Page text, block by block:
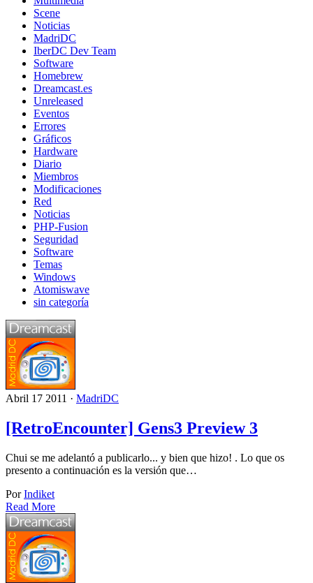
Scene
Noticias
MadriDC
IberDC Dev Team
Software
Homebrew
Dreamcast.es
Unreleased
Eventos
Errores
Gráficos
Hardware
Diario
Miembros
Modificaciones
Red
Noticias
PHP-Fusion
Seguridad
Software
Temas
Windows
Atomiswave
sin categoría
Abril 17 2011 · MadriDC
[RetroEncounter] Gens3 Preview 3
Chui se me adelantó a publicarlo... y bien que hizo! . Lo que os
presento a continuación es la versión que…
PorIndiket
Read More